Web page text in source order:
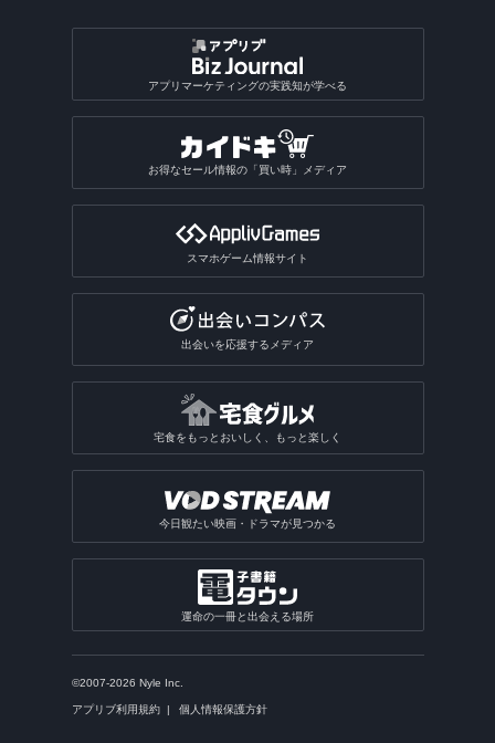
アプリマーケティングの実践知が学べる
お得なセール情報の「買い時」メディア
スマホゲーム情報サイト
出会いを応援するメディア
宅食をもっとおいしく、もっと楽しく
今日観たい映画・ドラマが見つかる
運命の一冊と出会える場所
©2007-2026 Nyle Inc.
アプリブ利用規約 個人情報保護方針